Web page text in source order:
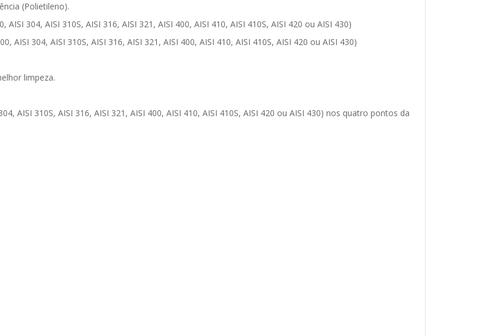
(Polietileno).
304, AISI 310S, AISI 316, AISI 321, AISI 400, AISI 410, AISI 410S, AISI 420 ou AISI 430)
304, AISI 310S, AISI 316, AISI 321, AISI 400, AISI 410, AISI 410S, AISI 420 ou AISI 430)
limpeza.
AISI 310S, AISI 316, AISI 321, AISI 400, AISI 410, AISI 410S, AISI 420 ou AISI 430) nos quatro pontos da